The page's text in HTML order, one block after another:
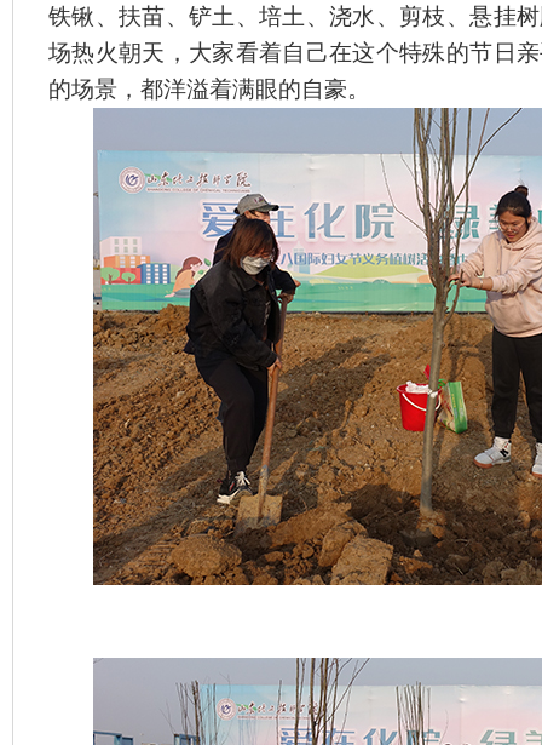
铁锹、扶苗、铲土、培土、浇水、剪枝、悬挂
场热火朝天，大家看着自己在这个特殊的节日
的场景，都洋溢着满眼的自豪。